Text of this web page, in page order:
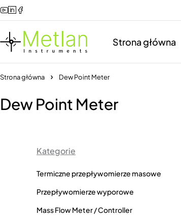
Strona główna
Strona główna Dew Point Meter
Dew Point Meter
Kategorie
Termiczne przepływomierze masowe
Przepływomierze wyporowe
Mass Flow Meter / Controller